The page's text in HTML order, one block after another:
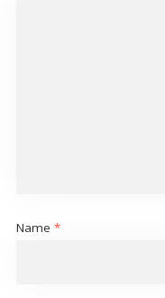
Name *